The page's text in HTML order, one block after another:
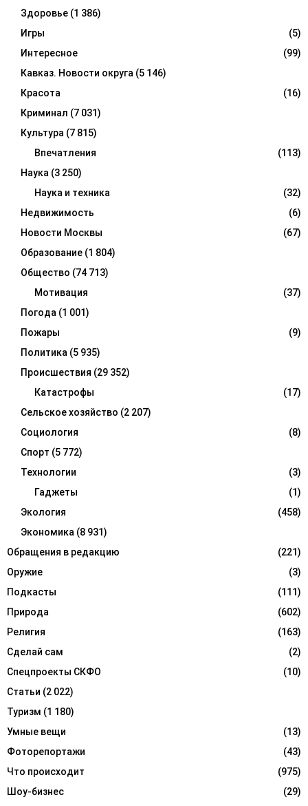
Здоровье (1 386)
Игры
(5)
Интересное
(99)
Кавказ. Новости округа (5 146)
Красота
(16)
Криминал (7 031)
Культура (7 815)
Впечатления
(113)
Наука (3 250)
Наука и техника
(32)
Недвижимость
(6)
Новости Москвы
(67)
Образование (1 804)
Общество (74 713)
Мотивация
(37)
Погода (1 001)
Пожары
(9)
Политика (5 935)
Происшествия (29 352)
Катастрофы
(17)
Сельское хозяйство (2 207)
Социология
(8)
Спорт (5 772)
Технологии
(3)
Гаджеты
(1)
Экология
(458)
Экономика (8 931)
Обращения в редакцию
(221)
Оружие
(3)
Подкасты
(111)
Природа
(602)
Религия
(163)
Сделай сам
(2)
Спецпроекты СКФО
(10)
Статьи (2 022)
Туризм (1 180)
Умные вещи
(13)
Фоторепортажи
(43)
Что происходит
(975)
Шоу-бизнес
(29)